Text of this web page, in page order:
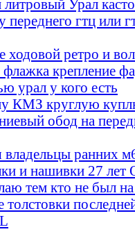
литровый Урал
гтц или
ходовой ретро и
крепление
урал у кого есть
КМЗ круглую
обод на
ранних
и нашивки 27 лет
тем кто не был
толстовки